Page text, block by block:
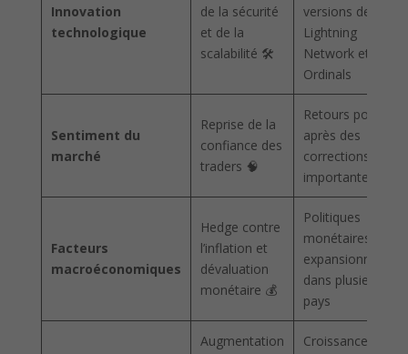
Innovation
technologique
de la sécurité
et de la
scalabilité 🛠️
versions de
Lightning
Network et
Ordinals
Sentiment du
marché
Reprise de la
confiance des
traders 🧠
Retours positifs
après des
corrections
importantes
Facteurs
macroéconomiques
Hedge contre
l’inflation et
dévaluation
monétaire 💰
Politiques
monétaires
expansionnistes
dans plusieurs
pays
Augmentation
Croissance des